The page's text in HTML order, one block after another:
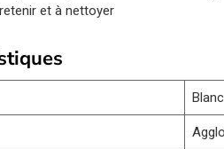
et à nettoyer
Blanc